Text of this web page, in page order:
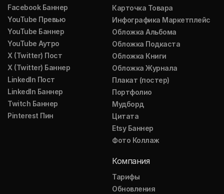
Facebook Баннер
YouTube Превью
YouTube Баннер
YouTube Аутро
X (Twitter) Пост
X (Twitter) Баннер
LinkedIn Пост
LinkedIn Баннер
Twitch Баннер
Pinterest Пин
Карточка Товара
Инфографика Маркетплейс
Обложка Альбома
Обложка Подкаста
Обложка Книги
Обложка Журнала
Плакат (постер)
Портфолио
Мудборд
Цитата
Etsy Баннер
Фото Коллаж
Компания
Тарифы
Обновления